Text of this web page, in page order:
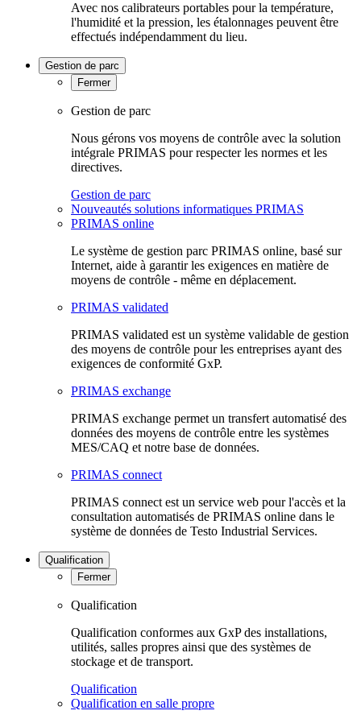
Avec nos calibrateurs portables pour la température,
l'humidité et la pression, les étalonnages peuvent être
effectués indépendamment du lieu.
Gestion de parc
Fermer
Gestion de parc
Nous gérons vos moyens de contrôle avec la solution
intégrale PRIMAS pour respecter les normes et les
directives.
Gestion de parc
Nouveautés solutions informatiques PRIMAS
PRIMAS online
Le système de gestion parc PRIMAS online, basé sur
Internet, aide à garantir les exigences en matière de
moyens de contrôle - même en déplacement.
PRIMAS validated
PRIMAS validated est un système validable de gestion
des moyens de contrôle pour les entreprises ayant des
exigences de conformité GxP.
PRIMAS exchange
PRIMAS exchange permet un transfert automatisé des
données des moyens de contrôle entre les systèmes
MES/CAQ et notre base de données.
PRIMAS connect
PRIMAS connect est un service web pour l'accès et la
consultation automatisés de PRIMAS online dans le
système de données de Testo Industrial Services.
Qualification
Fermer
Qualification
Qualification conformes aux GxP des installations,
utilités, salles propres ainsi que des systèmes de
stockage et de transport.
Qualification
Qualification en salle propre